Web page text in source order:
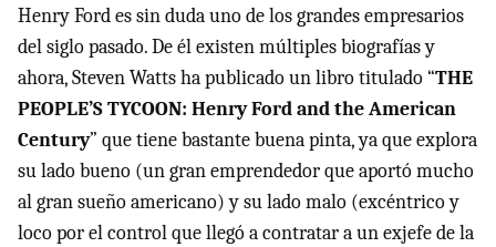
Henry Ford es sin duda uno de los grandes empresarios
del siglo pasado. De él existen múltiples biografías y
ahora, Steven Watts ha publicado un libro titulado “THE
PEOPLE’S TYCOON: Henry Ford and the American
Century” que tiene bastante buena pinta, ya que explora
su lado bueno (un gran emprendedor que aportó mucho
al gran sueño americano) y su lado malo (excéntrico y
loco por el control que llegó a contratar a un exjefe de la